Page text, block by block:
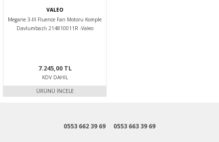
VALEO
Megane 3-III Fluence Fan Motoru Komple
Davlumbazlı 214810011R -Valeo
7.245,00 TL
KDV DAHIL
ÜRÜNÜ İNCELE
0553 662 39 69 0553 663 39 69